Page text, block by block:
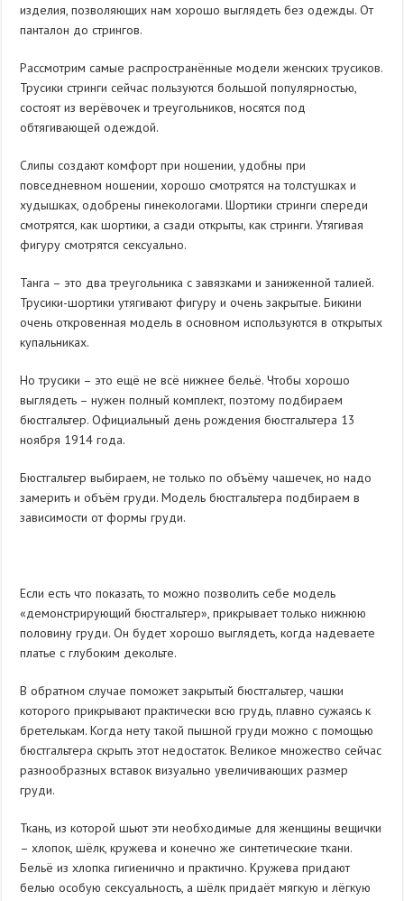
изделия, позволяющих нам хорошо выглядеть без одежды. От
панталон до стрингов.
Рассмотрим самые распространённые модели женских трусиков.
Трусики стринги сейчас пользуются большой популярностью,
состоят из верёвочек и треугольников, носятся под
обтягивающей одеждой.
Слипы создают комфорт при ношении, удобны при
повседневном ношении, хорошо смотрятся на толстушках и
худышках, одобрены гинекологами. Шортики стринги спереди
смотрятся, как шортики, а сзади открыты, как стринги. Утягивая
фигуру смотрятся сексуально.
Танга – это два треугольника с завязками и заниженной талией.
Трусики-шортики утягивают фигуру и очень закрытые. Бикини
очень откровенная модель в основном используются в открытых
купальниках.
Но трусики – это ещё не всё нижнее бельё. Чтобы хорошо
выглядеть – нужен полный комплект, поэтому подбираем
бюстгальтер. Официальный день рождения бюстгальтера 13
ноября 1914 года.
Бюстгальтер выбираем, не только по объёму чашечек, но надо
замерить и объём груди. Модель бюстгальтера подбираем в
зависимости от формы груди.
Если есть что показать, то можно позволить себе модель
«демонстрирующий бюстгальтер», прикрывает только нижнюю
половину груди. Он будет хорошо выглядеть, когда надеваете
платье с глубоким декольте.
В обратном случае поможет закрытый бюстгальтер, чашки
которого прикрывают практически всю грудь, плавно сужаясь к
бретелькам. Когда нету такой пышной груди можно с помощью
бюстгальтера скрыть этот недостаток. Великое множество сейчас
разнообразных вставок визуально увеличивающих размер
груди.
Ткань, из которой шьют эти необходимые для женщины вещички
– хлопок, шёлк, кружева и конечно же синтетические ткани.
Бельё из хлопка гигиенично и практично. Кружева придают
белью особую сексуальность, а шёлк придаёт мягкую и лёгкую